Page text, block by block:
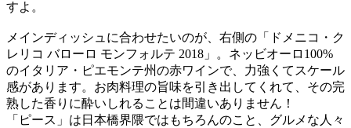
すよ。
メインディッシュに合わせたいのが、右側の「ドメニコ・ク
レリコ バローロ モンフォルテ 2018」。ネッビオーロ100%
のイタリア・ピエモンテ州の赤ワインで、力強くてスケール
感があります。お肉料理の旨味を引き出してくれて、その完
熟した香りに酔いしれることは間違いありません！
「ピース」は日本橋界隈ではもちろんのこと、グルメな人々